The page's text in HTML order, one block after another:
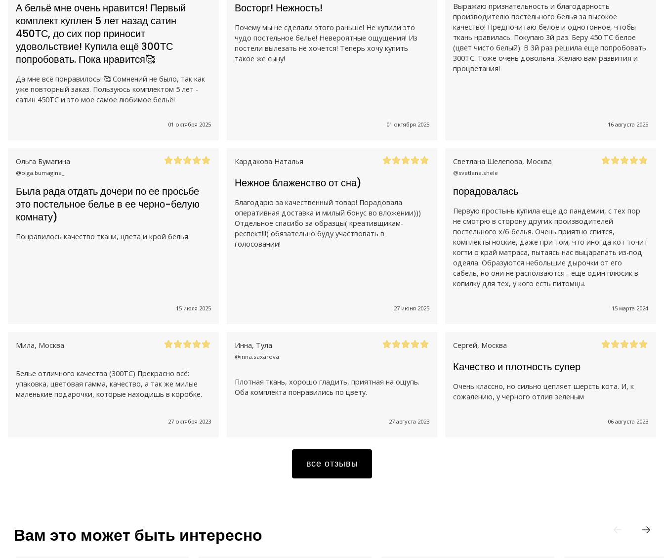
А бельё мне очень нравится! Первый
комплект куплен 5 лет назад сатин
450ТС, до сих пор приносит
удовольствие! Купила ещё 300ТС
попробовать. Пока нравится🥰
Да мне всё понравилось! 🥰 Сомнений не было, так как
уже повторный заказ. Пользуюсь комплектом 5 лет -
сатин 450ТС и это мое самое любимое бельё!
01 октября 2025
Восторг! Нежность!
Почему мы не сделали этого раньше! Не купили это
чудо постельное белье! Невероятные ощущения! Из
постели вылезать не хочется! Теперь хочу купить
такое же сыну!
01 октября 2025
Выражаю признательность и благодарность
производителю постельного белья за высокое
качество! Предпочитаю белое и однотонное, чтобы
ткань нравилась. Покупаю 3й раз. Беру 450 ТС белое
(цвет чисто белый). В 3й раз решила еще попробовать
300ТС. Тоже очень довольна. Желаю вам развития и
процветания!
16 августа 2025
Ольга Бумагина
@olga.bumagina_
Была рада отдать дочери по ее просьбе
это постельное белье в ее черно-белую
комнату)
Понравилось качество ткани, цвета и крой белья.
15 июля 2025
Кардакова Наталья
Нежное блаженство от сна)
Благодарю за качественный товар! Порадовала
оперативная доставка и милый бонус во вложении)))
Отдельное спасибо за образцы( креативщикам-
респект!!!) обязательно буду участвовать в
голосовании!
27 июня 2025
Светлана Шелепова, Москва
@svetlana.shele
порадовалась
Первую простынь купила еще до пандемии, с тех пор
не смотрю в сторону других производителей
постельного х/б белья. Очень приятно спится,
комплекты ноские, даже при том, что иногда кот точит
когти о край матраса, пытаясь нас выцарапать из-под
одеяла. Образуются небольшие дырочки от его
сабель, но они не расползаются - еще один плюсик в
копилку для тех, у кого есть питомцы.
15 марта 2024
Мила, Москва
Белье отличного качества (300ТС) Прекрасно всё:
упаковка, цветовая гамма, качество, а так же милые
маленькие подарочки, которые находишь в коробке.
27 октября 2023
Инна, Тула
@inna.saxarova
Плотная ткань, хорошо гладить, приятная на ощупь.
Оба комплекта понравились по цвету.
27 августа 2023
Сергей, Москва
Качество и плотность супер
Очень классно, но сильно цепляет шерсть кота. И, к
сожалению, у черного отлив зеленым
06 августа 2023
все отзывы
Вам это может быть интересно